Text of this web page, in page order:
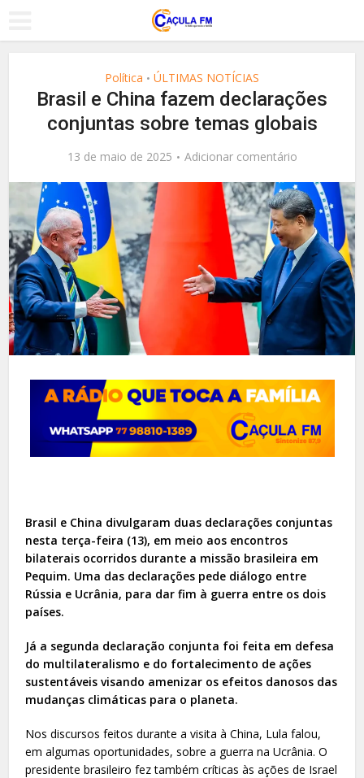
Política • ÚLTIMAS NOTÍCIAS
Brasil e China fazem declarações
conjuntas sobre temas globais
13 de maio de 2025 Adicionar comentário
Brasil e China divulgaram duas declarações conjuntas
nesta terça-feira (13), em meio aos encontros
bilaterais ocorridos durante a missão brasileira em
Pequim. Uma das declarações pede diálogo entre
Rússia e Ucrânia, para dar fim à guerra entre os dois
países.
Já a segunda declaração conjunta foi feita em defesa
do multilateralismo e do fortalecimento de ações
sustentáveis visando amenizar os efeitos danosos das
mudanças climáticas para o planeta.
Nos discursos feitos durante a visita à China, Lula falou,
em algumas oportunidades, sobre a guerra na Ucrânia. O
presidente brasileiro fez também críticas às ações de Israel